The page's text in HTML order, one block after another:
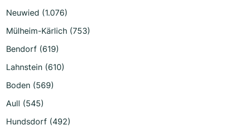
Neuwied (1.076)
Mülheim-Kärlich (753)
Bendorf (619)
Lahnstein (610)
Boden (569)
Aull (545)
Hundsdorf (492)